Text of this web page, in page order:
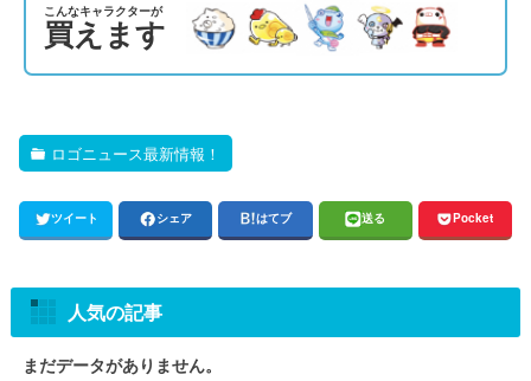
こんなキャラクターが
買えます
ロゴニュース最新情報！
ツイート シェア はてブ 送る Pocket
人気の記事
まだデータがありません。